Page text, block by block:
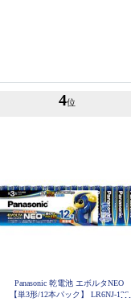
4位
Panasonic 乾電池 エボルタNEO
【単3形/12本パック】 LR6NJ-12S